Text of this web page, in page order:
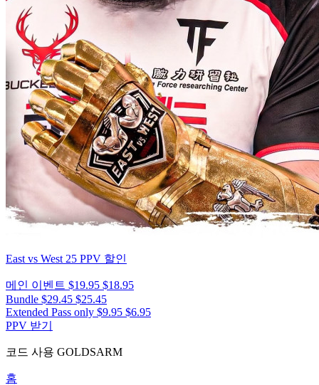
East vs West 25 PPV 할인
메인 이벤트 $19.95 $18.95
Bundle $29.45 $25.45
Extended Pass only $9.95 $6.95
PPV 받기
코드 사용 GOLDSARM
홈